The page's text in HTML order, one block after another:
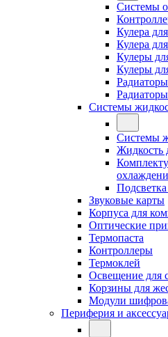
Системы
Кулера
Кулера
Кулеры
Кулеры
Системы
Системы
Жидкость
Звуковые карты
Корпуса для
Оптические
Термопаста
Контроллеры
Термоклей
Освещение для
Корзины для
Модули
Периферия и